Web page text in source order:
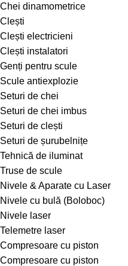
Chei dinamometrice
Clești
Clești electricieni
Clești instalatori
Genți pentru scule
Scule antiexplozie
Seturi de chei
Seturi de chei imbus
Seturi de clești
Seturi de șurubelnițe
Tehnică de iluminat
Truse de scule
Nivele & Aparate cu Laser
Nivele cu bulă (Boloboc)
Nivele laser
Telemetre laser
Compresoare cu piston
Compresoare cu piston